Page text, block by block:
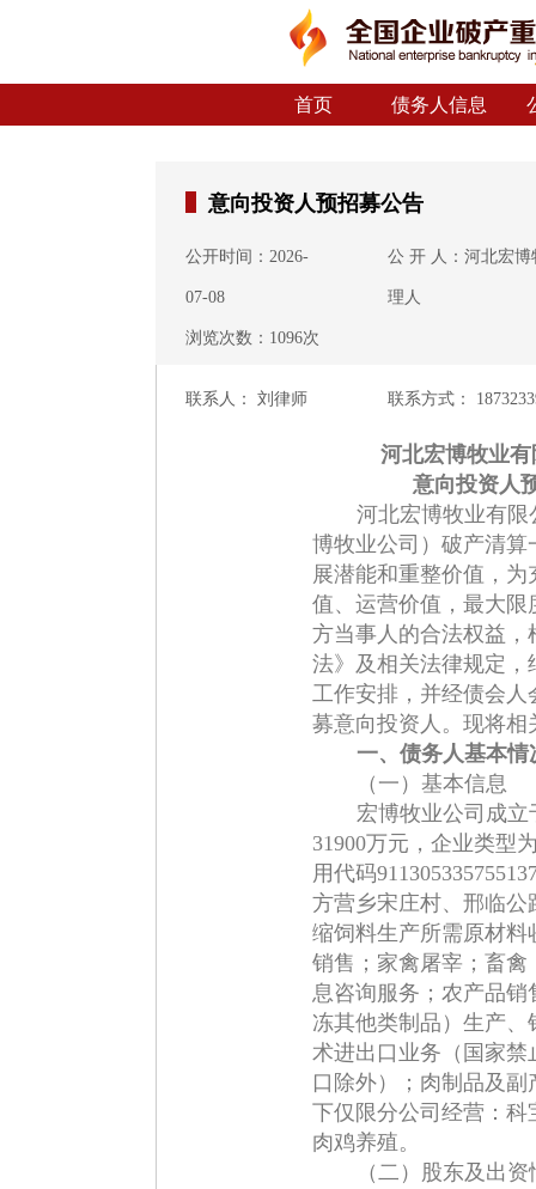
首页 债务人信息
意向投资人预招募公告
公开时间：2026-
07-08
公 开 人：河北宏
理人
浏览次数：1096次
联系人： 刘律师 联系方式：
河北宏博牧业
意向投资人
河北宏博牧业有
博牧业公司）破产清
展潜能和重整价值，
值、运营价值，最大
方当事人的合法权益
法》及相关法律规定
工作安排，并经债会
募意向投资人。现将相
一、债务人基本情
（一）基本信息
宏博牧业公司成立
31900万元，企业类型
用代码
方营乡宋庄村、邢临
缩饲料生产所需原材
销售；家禽屠宰；畜
息咨询服务；农产品
冻其他类制品）生产
术进出口业务（国家
口除外）；肉制品及
下仅限分公司经营：
肉鸡养殖。
（二）股东及出